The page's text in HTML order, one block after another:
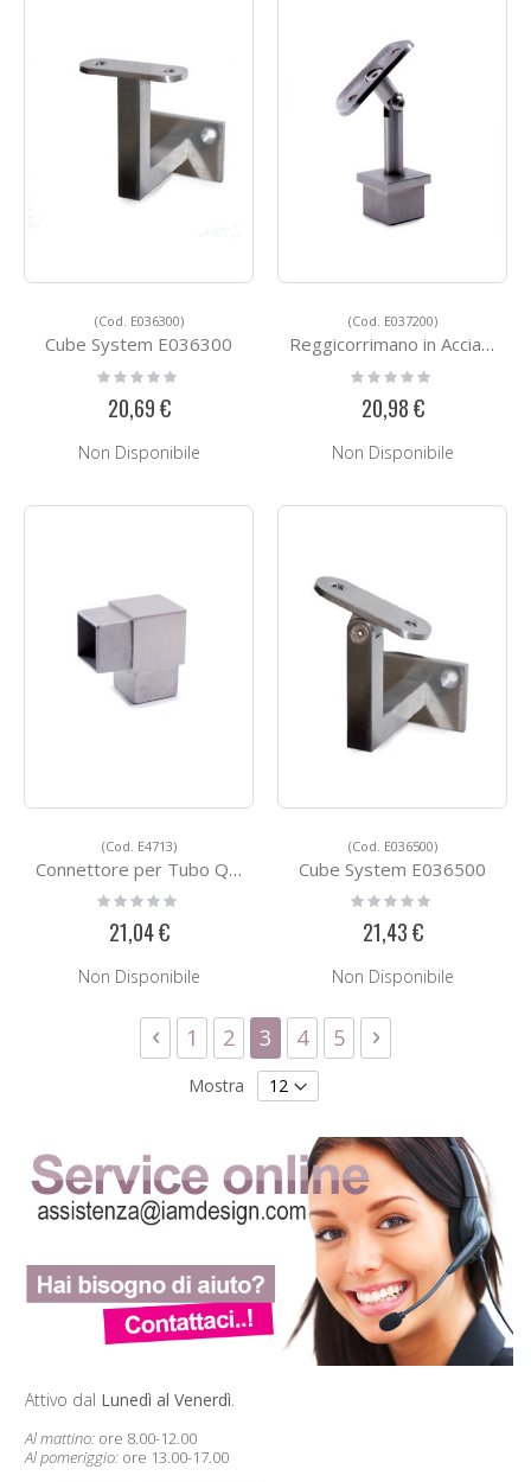
(Cod. E036300)
Cube System E036300
Rating:
0%
20,69 €
Non Disponibile
(Cod. E037200)
Reggicorrimano in Acciaio E037200
Rating:
0%
20,98 €
Non Disponibile
(Cod. E4713)
Connettore per Tubo Quadro in Acciaio E4713
Rating:
0%
21,04 €
Non Disponibile
(Cod. E036500)
Cube System E036500
Rating:
0%
21,43 €
Non Disponibile
Pagina
Pagina
Precedente
Pagina
1 Pagina
2 Attualmente stai
3 Pagina
4 Pagina
5 Pagina
Successivo
Mostra
Attivo dal Lunedì al Venerdì
Al mattino: ore 8.00-12.00
Al pomeriggio: ore 13.00-17.00